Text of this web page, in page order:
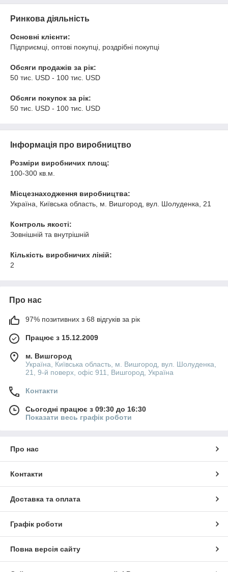
Ринкова діяльність
Основні клієнти:
Підприємці, оптові покупці, роздрібні покупці
Обсяги продажів за рік:
50 тис. USD - 100 тис. USD
Обсяги покупок за рік:
50 тис. USD - 100 тис. USD
Інформація про виробництво
Розміри виробничих площ:
100-300 кв.м.
Місцезнаходження виробництва:
Україна, Київська область, м. Вишгород, вул. Шолуденка, 21
Контроль якості:
Зовнішній та внутрішній
Кількість виробничих ліній:
2
Про нас
97% позитивних з 68 відгуків за рік
Працює з 15.12.2009
м. Вишгород
Україна, Київська область, м. Вишгород, вул. Шолуденка,
21, 9-й поверх, офіс 911, Вишгород, Україна
Контакти
Сьогодні працює з 09:30 до 16:30
Показати весь графік роботи
Про нас
Контакти
Доставка та оплата
Графік роботи
Повна версія сайту